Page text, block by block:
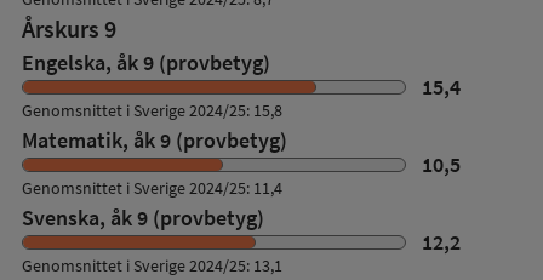
Årskurs 9
Engelska, åk 9 (provbetyg)
15,4
Genomsnittet i Sverige 2024/25: 15,8
Matematik, åk 9 (provbetyg)
10,5
Genomsnittet i Sverige 2024/25: 11,4
Svenska, åk 9 (provbetyg)
12,2
Genomsnittet i Sverige 2024/25: 13,1